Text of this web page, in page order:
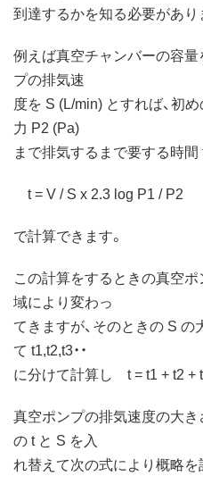
到達するかを知る必要があり
例えば真空チャンバーの容量
プの排気速
度を S (L/min) とすれば、初
力 P2 (Pa)
まで排気するまで要する時間 t
t = V / S x 2.3 log P1 / P2
で計算できます。
この計算をするときの真空
域により変わっ
てきますが、そのときの S
て t1,t2,t3・・
に分けて計算し t = t1 + t2 +
真空ポンプの排気速度の大
の t と S を入
れ替えて次の式により概略を